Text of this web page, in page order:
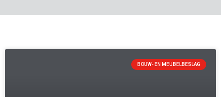
BOUW- EN MEUBELBESLAG